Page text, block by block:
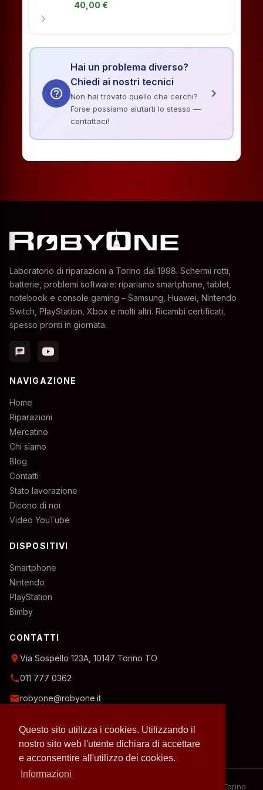
Questo sito utilizza i cookies. Utilizzando il
nostro sito web l'utente dichiara di accettare
e acconsentire all'utilizzo dei cookies.
Informazioni
40,00 €
chevron_right
help_outline
Hai un problema diverso?
Chiedi ai nostri tecnici
Non hai trovato quello che cerchi?
Forse possiamo aiutarti lo stesso —
contattaci!
chevron_right
Laboratorio di riparazioni a Torino dal 1998. Schermi rotti,
batterie, problemi software: ripariamo smartphone, tablet,
notebook e console gaming – Samsung, Huawei, Nintendo
Switch, PlayStation, Xbox e molti altri. Ricambi certificati,
spesso pronti in giornata.
chat
NAVIGAZIONE
Home
Riparazioni
Mercatino
Chi siamo
Blog
Contatti
Stato lavorazione
Dicono di noi
Video YouTube
DISPOSITIVI
Smartphone
Nintendo
PlayStation
Bimby
CONTATTI
location_onVia Sospello 123A, 10147 Torino TO
phone011 777 0362
emailrobyone@robyone.it
Mar, Gio, Sab: 10:00–12:30Domenica: chiuso
– 2026 RobyOne – Laboratorio riparazioni specializzato a Torino